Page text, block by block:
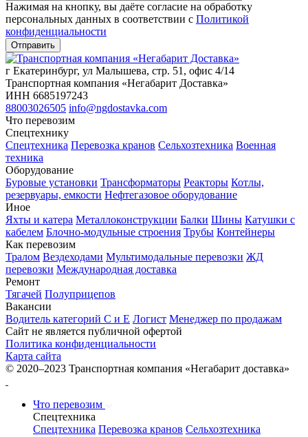
Нажимая на кнопку, вы даёте согласие на обработку
персональных данных в соответствии c Политикой
конфиденциальности
г Екатеринбург, ул Малышева, стр. 51, офис 4/14
Транспортная компания «Негабарит Доставка»
ИНН 6685197243
88003026505 info@ngdostavka.com
Что перевозим
Спецтехнику
Спецтехника Перевозка кранов Сельхозтехника Военная
техника
Оборудование
Буровые установки Трансформаторы Реакторы Котлы,
резервуары, емкости Нефтегазовое оборудование
Иное
Яхты и катера Металлоконструкции Балки Шины Катушки с
кабелем Блочно-модульные строения Трубы Контейнеры
Как перевозим
Тралом Вездеходами Мультимодальные перевозки ЖД
перевозки Международная доставка
Ремонт
Тягачей Полуприцепов
Вакансии
Водитель категорий С и Е Логист Менеджер по продажам
Сайт не является публичной офертой
Политика конфиденциальности
Карта сайта
© 2020–2023 Транспортная компания «Негабарит доставка»
Что перевозим
Спецтехника
Спецтехника Перевозка кранов Сельхозтехника